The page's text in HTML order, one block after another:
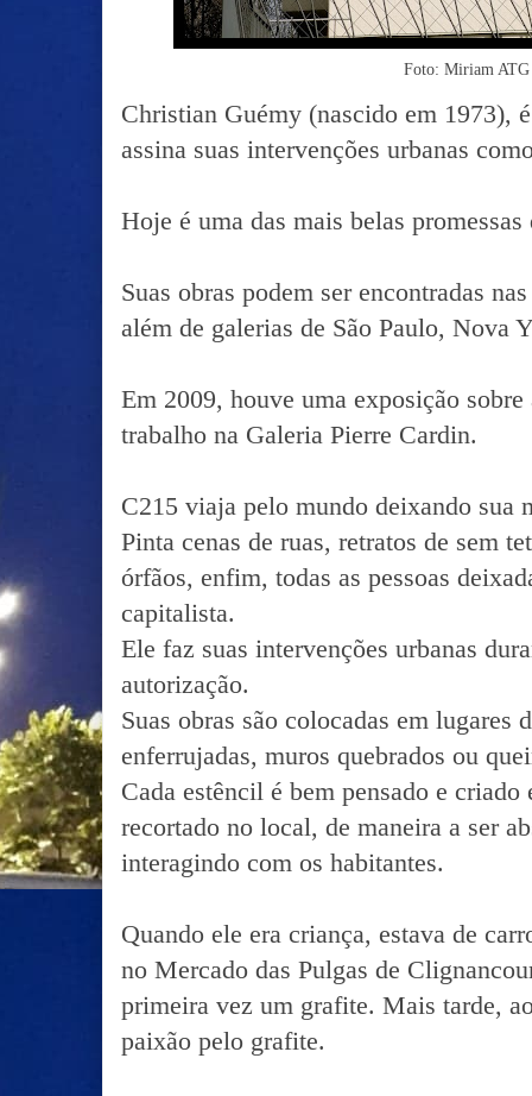
Foto: Miriam
Christian Guémy (nascido em 1973),
assina suas intervenções urbanas
Hoje é uma das mais belas
Suas obras podem ser encontradas
além de galerias de São Paulo, Nova
Em 2009, houve uma exposição
trabalho na Galeria Pierre Cardin.
C215 viaja pelo mundo deixando sua
Pinta cenas de ruas, retratos de sem
órfãos, enfim, todas as pessoas
capitalista.
Ele faz suas intervenções urbanas
autorização.
Suas obras são colocadas em lugares
enferrujadas, muros quebrados ou
Cada estêncil é bem pensado e
recortado no local, de maneira a ser
interagindo com os habitantes.
Quando ele era criança, estava de
no Mercado das Pulgas de
primeira vez um grafite. Mais tarde,
paixão pelo grafite.